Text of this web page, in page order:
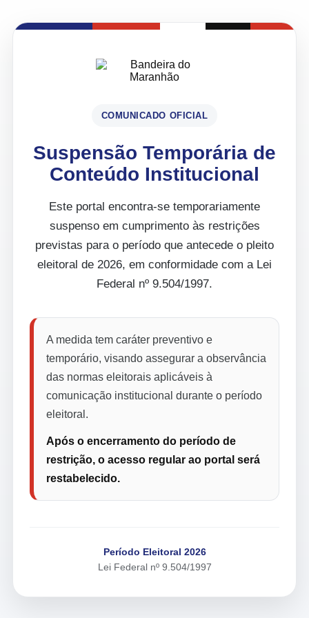
COMUNICADO OFICIAL
Suspensão Temporária de
Conteúdo Institucional
Este portal encontra-se temporariamente
suspenso em cumprimento às restrições
previstas para o período que antecede o pleito
eleitoral de 2026, em conformidade com a Lei
Federal nº 9.504/1997.
A medida tem caráter preventivo e
temporário, visando assegurar a observância
das normas eleitorais aplicáveis à
comunicação institucional durante o período
eleitoral.
Após o encerramento do período de
restrição, o acesso regular ao portal será
restabelecido.
Período Eleitoral 2026
Lei Federal nº 9.504/1997